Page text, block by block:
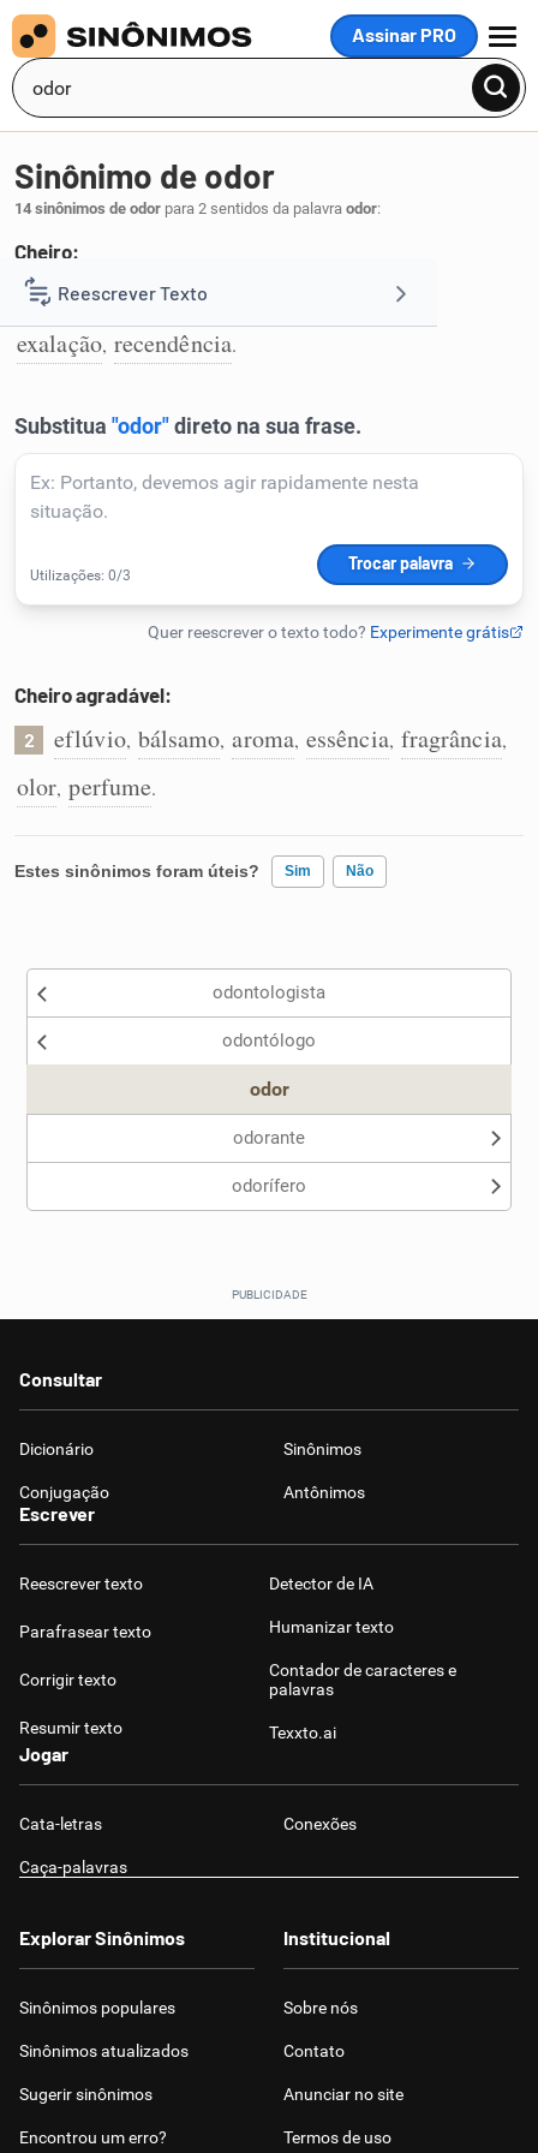
Assinar PRO
MENU
Reescrever Texto
Resumir Texto
Corrigir Texto
Detector de IA
Humanizador de IA
Cata-letras
Conexões
Caça-palavras
Dicionário
Sinônimo de odor
14 sinônimos de odor para 2 sentidos da palavra odor:
Cheiro:
1 olfato,cheiro,emanação faro
exalação, recendência.
Cheiro agradável:
2 eflúvio, bálsamo, aroma, essência, fragrância,
olor, perfume.
Estes sinônimos foram úteis? Sim Não
Nenhum dos sinônimos apresentados me ajudou
odontologista
odontólogo
odor
odorante
odorífero
Consultar
Dicionário Sinônimos
Conjugação Antônimos
Escrever
Reescrever texto
Parafrasear texto
Corrigir texto
Resumir texto
Detector de IA
Humanizar texto
Contador de caracteres e
palavras
Texxto.ai
Jogar
Cata-letras Conexões
Caça-palavras
Explorar Sinônimos
Sinônimos populares
Sinônimos atualizados
Sugerir sinônimos
Encontrou um erro?
Institucional
Sobre nós
Contato
Anunciar no site
Termos de uso